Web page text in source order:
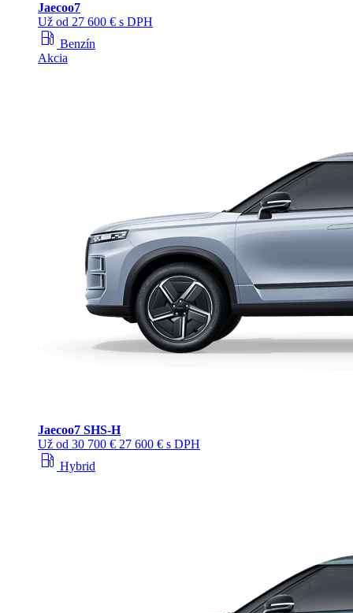
Jaecoo7
Už od 27 600 € s DPH
local_gas_station Benzín
Akcia
Jaecoo7 SHS-H
Už od 30 700 € 27 600 € s DPH
local_gas_station Hybrid